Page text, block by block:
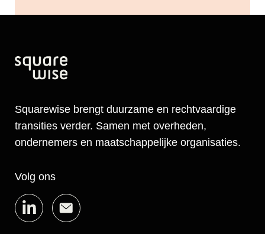
Squarewise brengt duurzame en rechtvaardige
transities verder. Samen met overheden,
ondernemers en maatschappelijke organisaties.
Volg ons